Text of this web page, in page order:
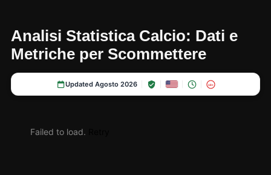
Analisi Statistica Calcio: Dati e
Metriche per Scommettere
Updated Agosto 2026 18+
Failed to load.